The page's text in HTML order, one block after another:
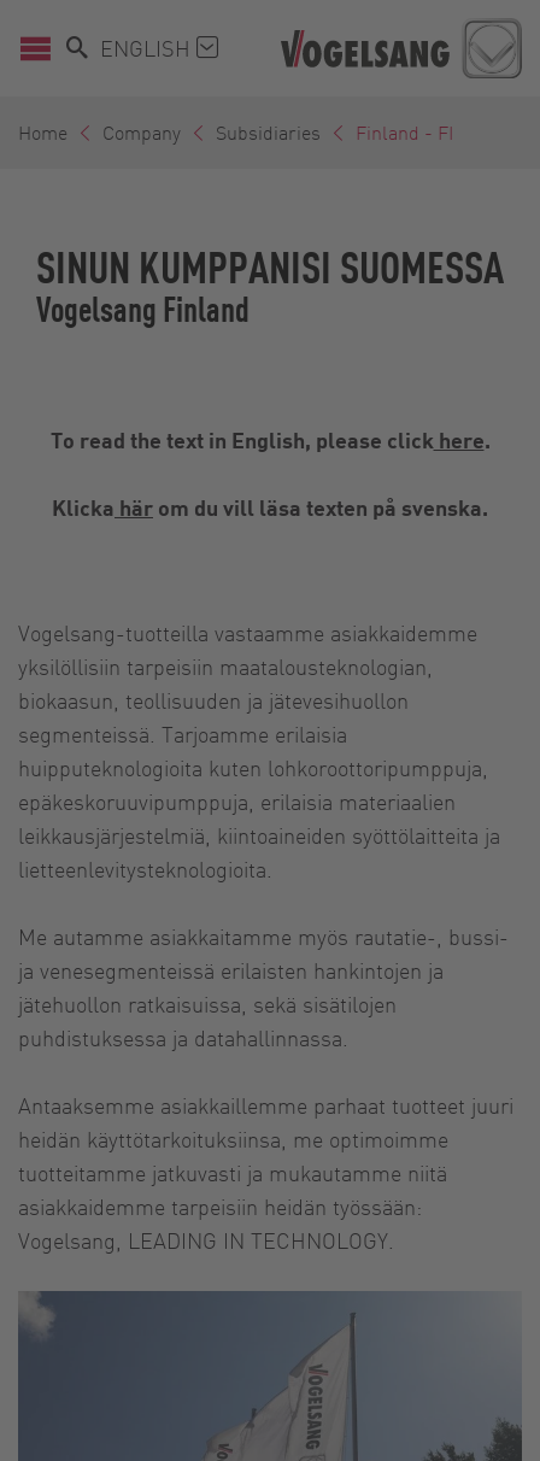
ENGLISH
Home Company Subsidiaries Finland - FI
SINUN KUMPPANISI SUOMESSA
Vogelsang Finland
To read the text in English, please click here.
Klicka här om du vill läsa texten på svenska.
Vogelsang-tuotteilla vastaamme asiakkaidemme
yksilöllisiin tarpeisiin maatalousteknologian,
biokaasun, teollisuuden ja jätevesihuollon
segmenteissä. Tarjoamme erilaisia
huipputeknologioita kuten lohkoroottoripumppuja,
epäkeskoruuvipumppuja, erilaisia materiaalien
leikkausjärjestelmiä, kiintoaineiden syöttölaitteita ja
lietteenlevitysteknologioita.
Me autamme asiakkaitamme myös rautatie-, bussi-
ja venesegmenteissä erilaisten hankintojen ja
jätehuollon ratkaisuissa, sekä sisätilojen
puhdistuksessa ja datahallinnassa.
Antaaksemme asiakkaillemme parhaat tuotteet juuri
heidän käyttötarkoituksiinsa, me optimoimme
tuotteitamme jatkuvasti ja mukautamme niitä
asiakkaidemme tarpeisiin heidän työssään:
Vogelsang, LEADING IN TECHNOLOGY.